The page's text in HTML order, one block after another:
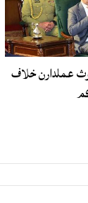
عملدارن خلاف